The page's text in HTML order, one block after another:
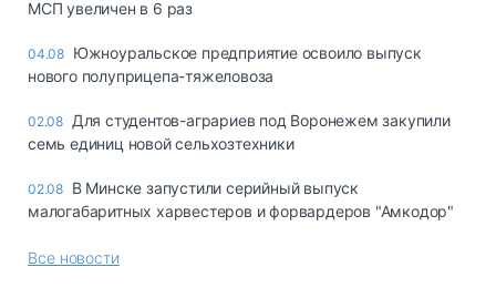
МСП увеличен в 6 раз
04.08 Южноуральское предприятие освоило выпуск
нового полуприцепа-тяжеловоза
02.08 Для студентов-аграриев под Воронежем закупили
семь единиц новой сельхозтехники
02.08 В Минске запустили серийный выпуск
малогабаритных харвестеров и форвардеров "Амкодор"
Все новости